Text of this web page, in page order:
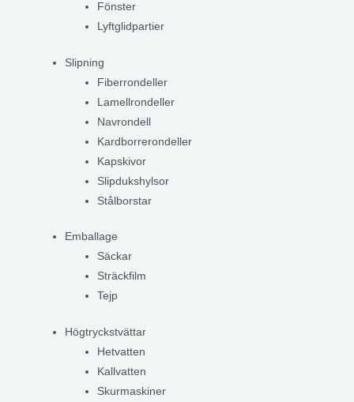
Fönster
Lyftglidpartier
Slipning
Fiberrondeller
Lamellrondeller
Navrondell
Kardborrerondeller
Kapskivor
Slipdukshylsor
Stålborstar
Emballage
Säckar
Sträckfilm
Tejp
Högtryckstvättar
Hetvatten
Kallvatten
Skurmaskiner